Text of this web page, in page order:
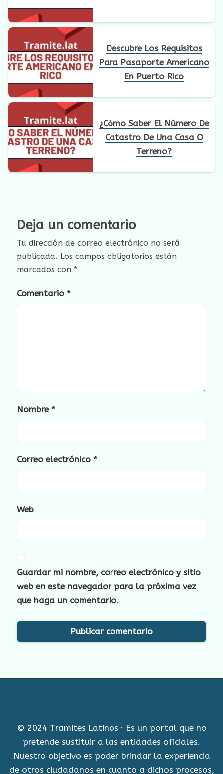
Descubre Los Requisitos
Para Pasaporte Americano
En Puerto Rico
¿Cómo Saber El Número De
Catastro De Una Casa O
Terreno?
Deja un comentario
Tu dirección de correo electrónico no será
publicada. Los campos obligatorios están
marcados con *
Comentario *
Nombre *
Correo electrónico *
Web
Guardar mi nombre, correo electrónico y sitio
web en este navegador para la próxima vez
que haga un comentario.
© 2024 Tramites Latinos · Es un portal que no
pretende sustituir a las entidades oficiales.
Nuestro objetivo es poder brindar la experiencia
de otros ciudadanos en cuanto a dichos procesos,